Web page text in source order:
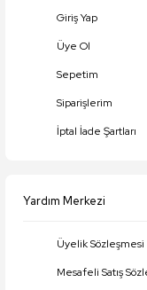
Giriş Yap
Üye Ol
Sepetim
Siparişlerim
İptal İade Şartları
Yardım Merkezi
Üyelik Sözleşmesi
Mesafeli Satış